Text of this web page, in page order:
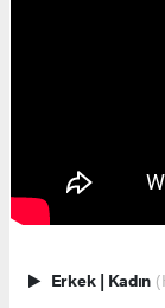
Erkek | Kadın